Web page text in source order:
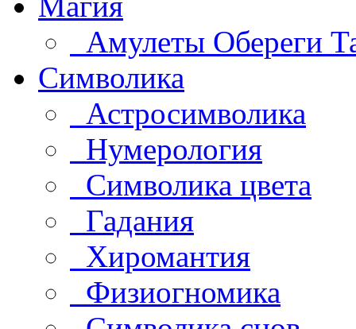
Амулеты Обереги
Символика
Астросимволика
Нумерология
Символика цвета
Гадания
Хиромантия
Физиогномика